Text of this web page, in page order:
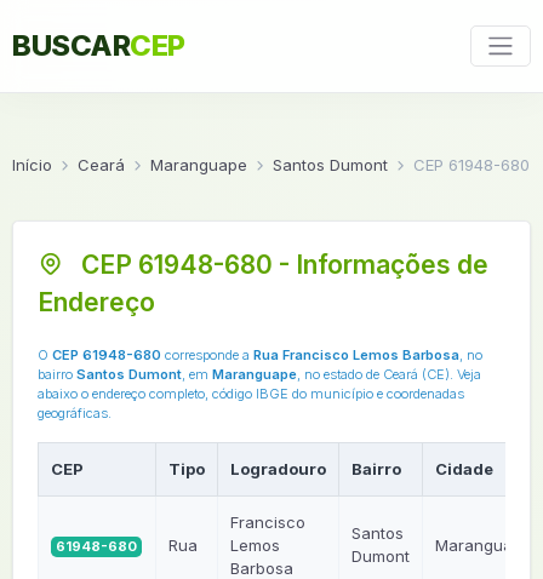
BUSCARCEP
Início Ceará Maranguape Santos Dumont CEP 61948-680
CEP 61948-680 - Informações de
Endereço
O CEP 61948-680 corresponde a Rua Francisco Lemos Barbosa, no
bairro Santos Dumont, em Maranguape, no estado de Ceará (CE). Veja
abaixo o endereço completo, código IBGE do município e coordenadas
geográficas.
CEP Tipo Logradouro Bairro Cidade
61948-680 Rua
Francisco
Lemos
Barbosa
Santos
Dumont
Maranguape